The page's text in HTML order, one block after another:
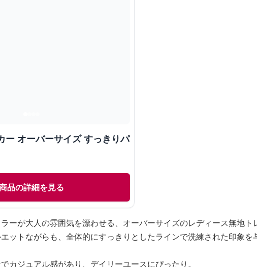
ー オーバーサイズ すっきりパ
品の詳細を見る
ーが大人の雰囲気を漂わせる、オーバーサイズのレディース無地ト
ットながらも、全体的にすっきりとしたラインで洗練された印象を
カジュアル感があり、デイリーユースにぴったり。